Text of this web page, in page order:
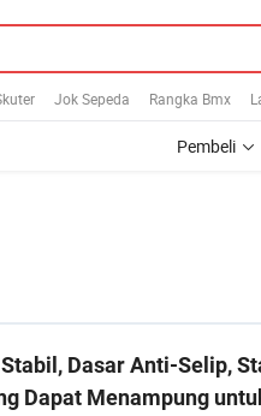
Jok Sepeda Rangka Bmx
Pembeli
Dasar Anti-Selip,
Dapat Menampung